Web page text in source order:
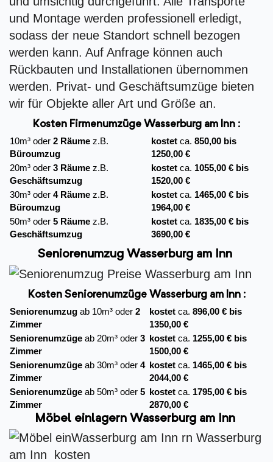
und Montage werden professionell erledigt,
sodass der neue Standort schnell bezogen
werden kann. Auf Anfrage können auch
Rückbauten und Installationen übernommen
werden. Privat- und Geschäftsumzüge bieten
wir für Objekte aller Art und Größe an.
Kosten Firmenumzüge Wasserburg am Inn :
10m³ oder 2 Räume z.B.
Büroumzug
kostet ca. 850,00 bis
1250,00 €
20m³ oder 3 Räume z.B.
Geschäftsumzug
kostet ca. 1055,00 € bis
1520,00 €
30m³ oder 4 Räume z.B.
Büroumzug
kostet ca. 1465,00 € bis
1964,00 €
50m³ oder 5 Räume z.B.
Geschäftsumzug
kostet ca. 1835,00 € bis
3690,00 €
Seniorenumzug Wasserburg am Inn
Kosten Seniorenumzüge Wasserburg am Inn :
Seniorenumzug ab 10m³ oder 2
Zimmer
kostet ca. 896,00 € bis
1350,00 €
Seniorenumzüge ab 20m³ oder 3
Zimmer
kostet ca. 1255,00 € bis
1500,00 €
Seniorenumzüge ab 30m³ oder 4
Zimmer
kostet ca. 1465,00 € bis
2044,00 €
Seniorenumzüge ab 50m³ oder 5
Zimmer
kostet ca. 1795,00 € bis
2870,00 €
Möbel einlagern Wasserburg am Inn